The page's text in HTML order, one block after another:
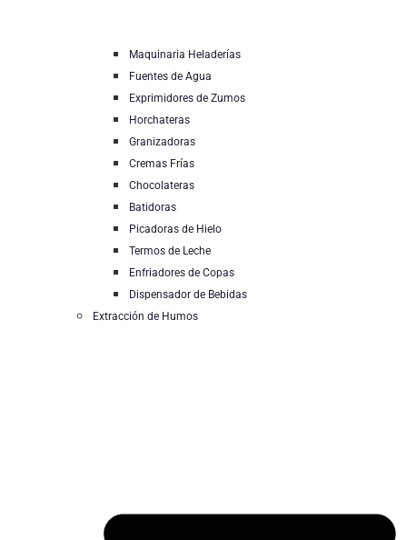
Maquinaria Heladerías
Fuentes de Agua
Exprimidores de Zumos
Horchateras
Granizadoras
Cremas Frías
Chocolateras
Batidoras
Picadoras de Hielo
Termos de Leche
Enfriadores de Copas
Dispensador de Bebidas
Extracción de Humos